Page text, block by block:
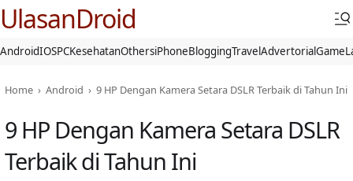
UlasanDroid
AndroidIOSPCKesehatanOthersiPhoneBloggingTravelAdvertorialGame
Home › Android › 9 HP Dengan Kamera Setara DSLR Terbaik di Tahun Ini
9 HP Dengan Kamera Setara DSLR
Terbaik di Tahun Ini